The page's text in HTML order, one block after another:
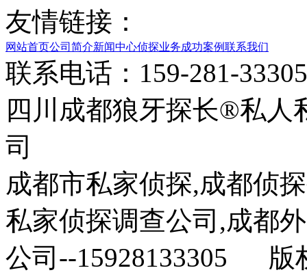
友情链接：
网站首页公司简介新闻中心侦探业务成功案例联系我们
联系电话：159-281-
四川成都狼牙探长®私人
司
成都市私家侦探,成都侦
私家侦探调查公司,成都
公司--15928133305 版